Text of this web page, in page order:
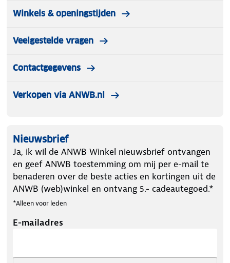
Winkels & openingstijden
Veelgestelde vragen
Contactgegevens
Verkopen via ANWB.nl
Nieuwsbrief
Ja, ik wil de ANWB Winkel nieuwsbrief ontvangen
en geef ANWB toestemming om mij per e-mail te
benaderen over de beste acties en kortingen uit de
ANWB (web)winkel en ontvang 5.- cadeautegoed.*
*Alleen voor leden
E-mailadres